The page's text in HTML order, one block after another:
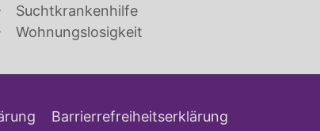
Suchtkrankenhilfe
Wohnungslosigkeit
Barrierrefreiheitserklärung